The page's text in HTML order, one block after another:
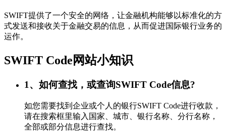
SWIFT提供了一个安全的网络，让金融机构能够以标准化的方
式发送和接收关于金融交易的信息，从而促进国际银行业务的
运作。
SWIFT Code网站小知识
1、如何查找，或查询SWIFT Code信息?
如您需要找到企业或个人的银行SWIFT Code进行收款，
请在搜索框里输入国家、城市、银行名称、分行名称，
全部或部分信息进行查找。